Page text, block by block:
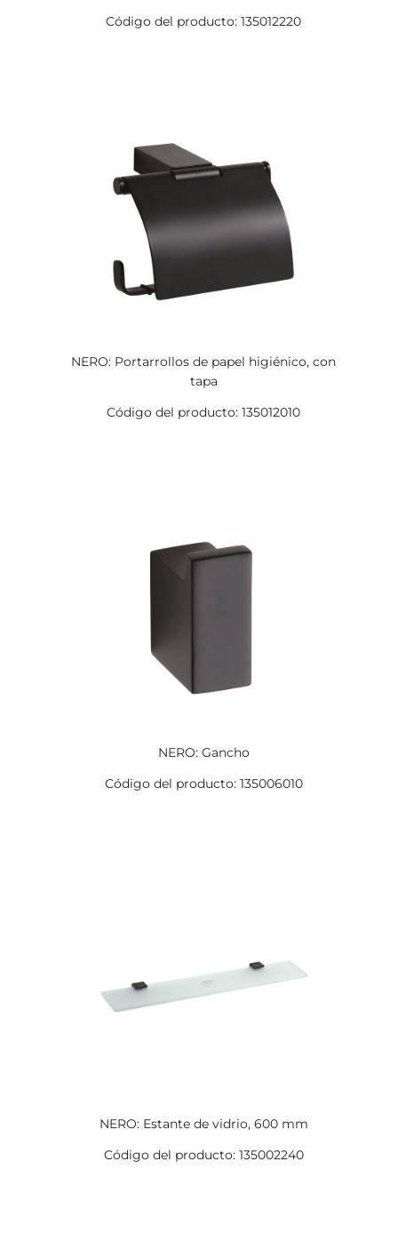
Código del producto: 135012220
NERO: Portarrollos de papel higiénico, con
tapa
Código del producto: 135012010
NERO: Gancho
Código del producto: 135006010
NERO: Estante de vidrio, 600 mm
Código del producto: 135002240